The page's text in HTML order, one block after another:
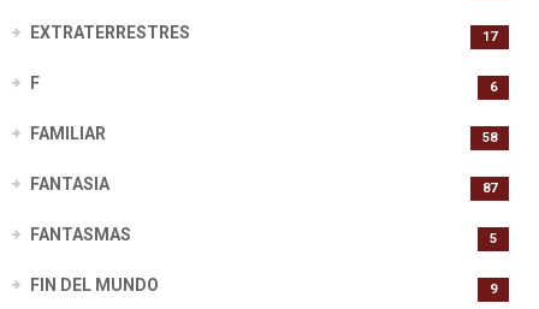
EXTRATERRESTRES 17
F 6
FAMILIAR 58
FANTASIA 87
FANTASMAS 5
FIN DEL MUNDO 9